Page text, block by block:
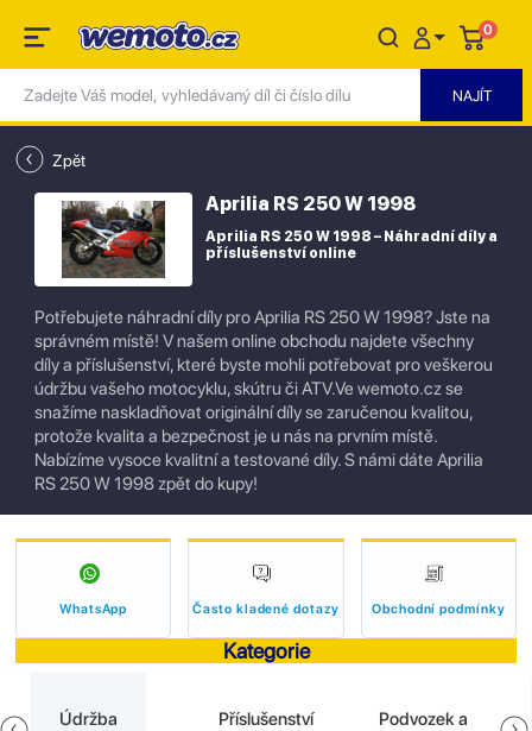
0
Zpět
Aprilia RS 250 W 1998
Aprilia RS 250 W 1998 – Náhradní díly a
příslušenství online
Potřebujete náhradní díly pro Aprilia RS 250 W 1998? Jste na
správném místě! V našem online obchodu najdete všechny
díly a příslušenství, které byste mohli potřebovat pro veškerou
údržbu vašeho motocyklu, skútru či ATV.Ve wemoto.cz se
snažíme naskladňovat originální díly se zaručenou kvalitou,
protože kvalita a bezpečnost je u nás na prvním místě.
Nabízíme vysoce kvalitní a testované díly. S námi dáte Aprilia
RS 250 W 1998 zpět do kupy!
WhatsApp Často kladené dotazy Obchodní podmínky
Kategorie
Údržba
Příslušenství
Podvozek a